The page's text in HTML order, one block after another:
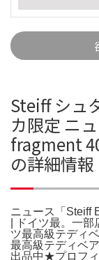
Steiff シュ
カ限定 ニ
fragment
の詳細情報
ニュース「Steiff
| ドイツ最。一
ツ最高級テディ
最高級テディベ
出品中★プロフ